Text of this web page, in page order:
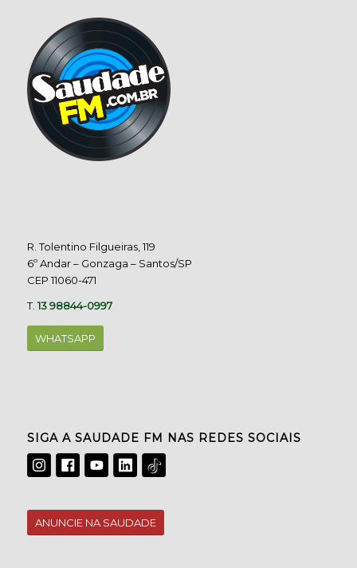
R. Tolentino Filgueiras, 119
6º Andar – Gonzaga – Santos/SP
CEP 11060-471
T.13 98844-0997
WHATSAPP
SIGA A SAUDADE FM NAS REDES SOCIAIS
ANUNCIE NA SAUDADE